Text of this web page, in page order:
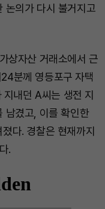
논의가 다시 불거지고
상자산 거래소에서 근
분께 영등포구 자택
내던 A씨는 생전 지
남겼고, 이를 확인한
다. 경찰은 현재까지
.